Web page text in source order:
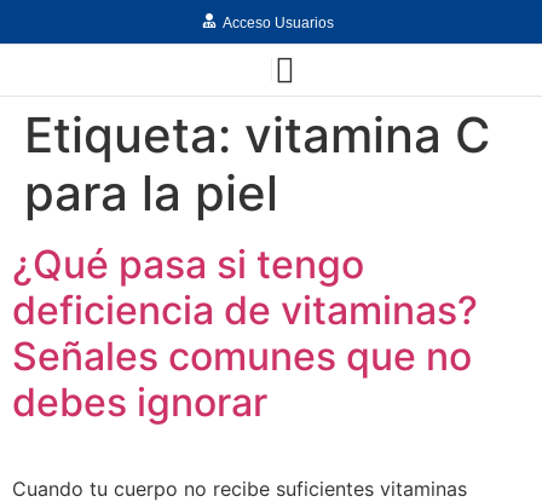
Acceso Usuarios
Etiqueta: vitamina C
para la piel
¿Qué pasa si tengo
deficiencia de vitaminas?
Señales comunes que no
debes ignorar
Cuando tu cuerpo no recibe suficientes vitaminas